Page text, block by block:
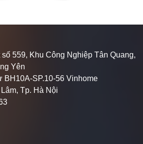
Yên
SP.10-56 Vinhome
Tp. Hà Nội